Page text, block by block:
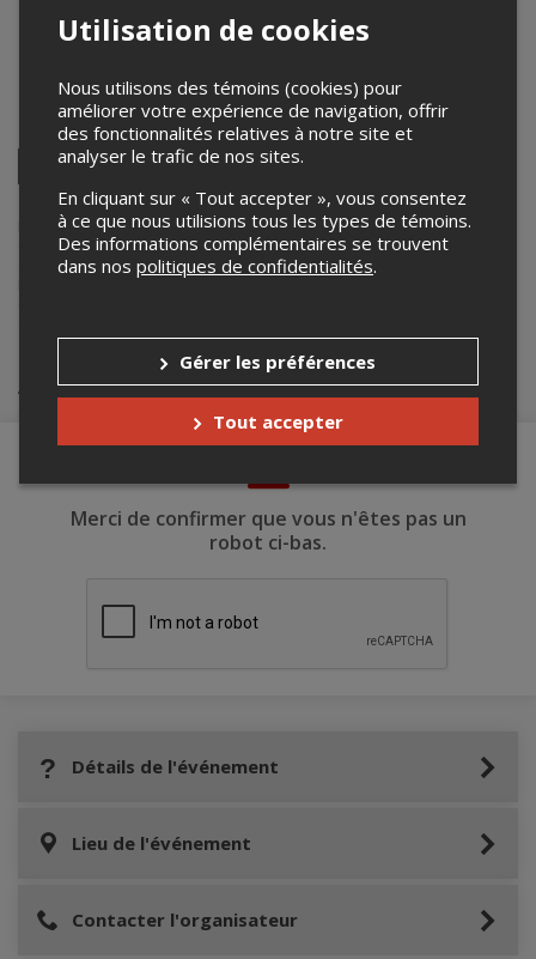
École secondaire l’Aubier
Partagez cet événement
Facebook
Twitter
Linkedin PinterestEnvoyer
par
courriel
Lepointdevente.com agit à titre de mandataire pour Annabelle Audet
dans le cadre de l’affichage en ligne et la vente de billets pour ses
événements.
Pour plus d’information à propos de cet événement, veuillez
Achat de billets
Merci de confirmer que vous n'êtes pas un
robot ci-bas.
Détails de l'événement
Lieu de l'événement
Contacter l'organisateur
Utilisation de cookies
Nous utilisons des témoins (cookies) pour
améliorer votre expérience de navigation, offrir
des fonctionnalités relatives à notre site et
analyser le trafic de nos sites.
En cliquant sur « Tout accepter », vous consentez
à ce que nous utilisions tous les types de témoins.
Des informations complémentaires se trouvent
dans nos politiques de confidentialités.
Gérer les préférences
Tout accepter